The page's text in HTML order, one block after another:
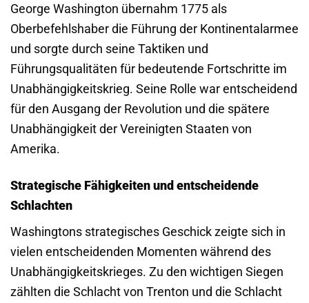
George Washington übernahm 1775 als
Oberbefehlshaber die Führung der Kontinentalarmee
und sorgte durch seine Taktiken und
Führungsqualitäten für bedeutende Fortschritte im
Unabhängigkeitskrieg. Seine Rolle war entscheidend
für den Ausgang der Revolution und die spätere
Unabhängigkeit der Vereinigten Staaten von
Amerika.
Strategische Fähigkeiten und entscheidende
Schlachten
Washingtons strategisches Geschick zeigte sich in
vielen entscheidenden Momenten während des
Unabhängigkeitskrieges. Zu den wichtigen Siegen
zählten die Schlacht von Trenton und die Schlacht